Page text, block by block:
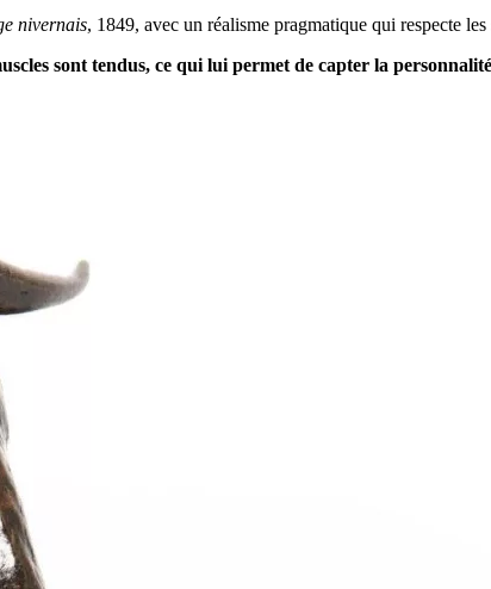
nivernais, 1849, avec un réalisme pragmatique qui respecte les
sont tendus, ce qui lui permet de capter la